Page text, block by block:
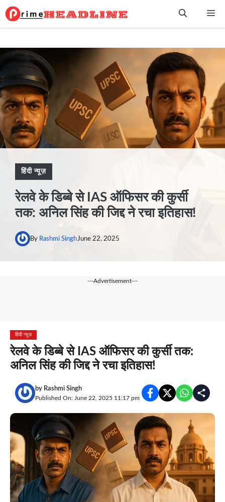
Skip
to
हिंदी न्यूज़
रेलवे के डिब्बे से IAS ऑफिसर की कुर्सी
तक: अनिल सिंह की जिद्द ने रचा इतिहास!
By Rashmi Singh June 22, 2025
---Advertisement---
हिंदी न्यूज़
रेलवे के डिब्बे से IAS ऑफिसर की कुर्सी तक:
अनिल सिंह की जिद्द ने रचा इतिहास!
by Rashmi Singh
Published On: June 22, 2025 11:17 pm